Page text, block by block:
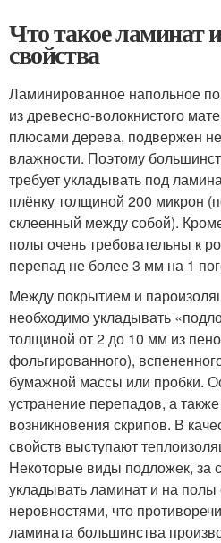
Что такое ламинат
свойства
Ламинированное напольное
из древесно-волокнистого
плюсами дерева, подвержен
влажности. Поэтому
требует укладывать под
плёнку толщиной 200 микрон
склеенный между собой).
полы очень требовательны к
перепад не более 3 мм на 1
Между покрытием и
необходимо укладывать
толщиной от 2 до 10 мм из
фольгированного),
бумажной массы или пробки.
устранение перепадов, а
возникновения скрипов. В
свойств выступают
Некоторые виды подложек, за
укладывать ламинат и на
неровностями, что
ламината большинства